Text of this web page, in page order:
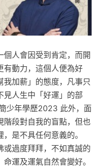
個人會因受到肯定，而開
有動力，這個人便為好
加薪」的態度，凡事只
見人生中「好運」的部
少年學歷2023 此外，面
階段對自我的盲點，但也
是不具任何意義的。
或過度拜拜，不如真誠的
運及運氣自然會變好。